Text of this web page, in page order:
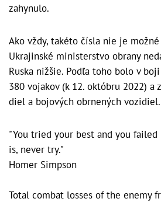
zahynulo.
Ako vždy, takéto čísla nie je
Ukrajinské ministerstvo obrany
Ruska nižšie. Podľa toho bolo v
380 vojakov (k 12. októbru 2022) a
diel a bojových obrnených vozidiel.
"You tried your best and you failed
is, never try."
Homer Simpson
Total combat losses of the enemy